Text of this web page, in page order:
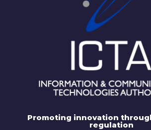
Promoting innovation
regulation